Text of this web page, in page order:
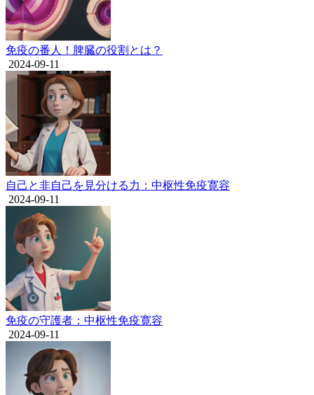
免疫の番人！脾臓の役割とは？
2024-09-11
自己と非自己を見分ける力：中枢性免疫寛容
2024-09-11
免疫の守護者：中枢性免疫寛容
2024-09-11